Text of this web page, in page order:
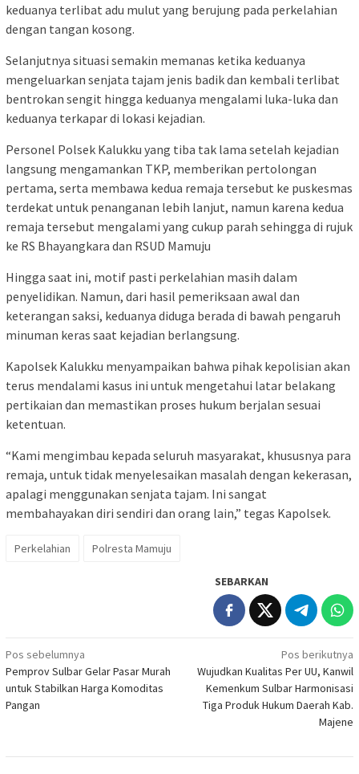
keduanya terlibat adu mulut yang berujung pada perkelahian
dengan tangan kosong.
Selanjutnya situasi semakin memanas ketika keduanya
mengeluarkan senjata tajam jenis badik dan kembali terlibat
bentrokan sengit hingga keduanya mengalami luka-luka dan
keduanya terkapar di lokasi kejadian.
Personel Polsek Kalukku yang tiba tak lama setelah kejadian
langsung mengamankan TKP, memberikan pertolongan
pertama, serta membawa kedua remaja tersebut ke puskesmas
terdekat untuk penanganan lebih lanjut, namun karena kedua
remaja tersebut mengalami yang cukup parah sehingga di rujuk
ke RS Bhayangkara dan RSUD Mamuju
Hingga saat ini, motif pasti perkelahian masih dalam
penyelidikan. Namun, dari hasil pemeriksaan awal dan
keterangan saksi, keduanya diduga berada di bawah pengaruh
minuman keras saat kejadian berlangsung.
Kapolsek Kalukku menyampaikan bahwa pihak kepolisian akan
terus mendalami kasus ini untuk mengetahui latar belakang
pertikaian dan memastikan proses hukum berjalan sesuai
ketentuan.
“Kami mengimbau kepada seluruh masyarakat, khususnya para
remaja, untuk tidak menyelesaikan masalah dengan kekerasan,
apalagi menggunakan senjata tajam. Ini sangat
membahayakan diri sendiri dan orang lain,” tegas Kapolsek.
Perkelahian Polresta Mamuju
SEBARKAN
Navigasi
pos
Pos sebelumnya
Pemprov Sulbar Gelar Pasar Murah
untuk Stabilkan Harga Komoditas
Pangan
Pos berikutnya
Wujudkan Kualitas Per UU, Kanwil
Kemenkum Sulbar Harmonisasi
Tiga Produk Hukum Daerah Kab.
Majene